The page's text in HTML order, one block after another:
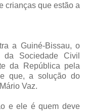
crianças que estão a
a Guiné-Bissau, o
da Sociedade Civil
da República pela
que, a solução do
Vaz.
e ele é quem deve